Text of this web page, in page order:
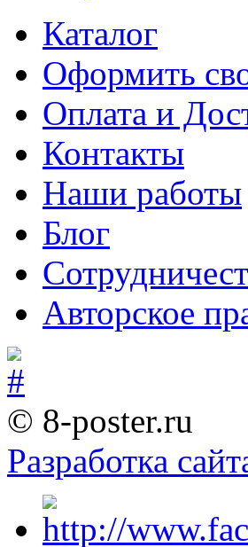
Каталог
Оформить
Оплата и
Контакты
Наши работы
Блог
Авторское
© 8-poster.ru
Разработка